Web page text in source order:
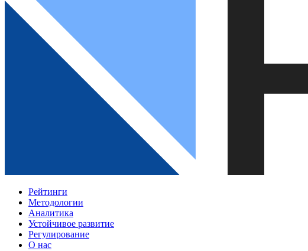
Рейтинги
Методологии
Аналитика
Устойчивое развитие
Регулирование
О нас